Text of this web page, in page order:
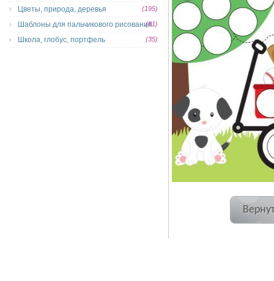
Цветы, природа, деревья (195)
Шаблоны для пальчикового рисования(81)
Школа, глобус, портфель (35)